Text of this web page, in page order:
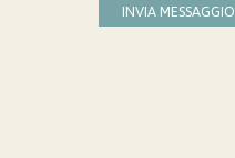
INVIA MESSAGGIO